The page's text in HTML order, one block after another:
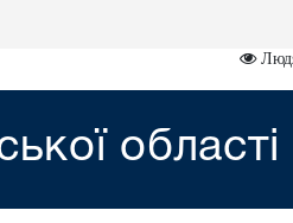
області